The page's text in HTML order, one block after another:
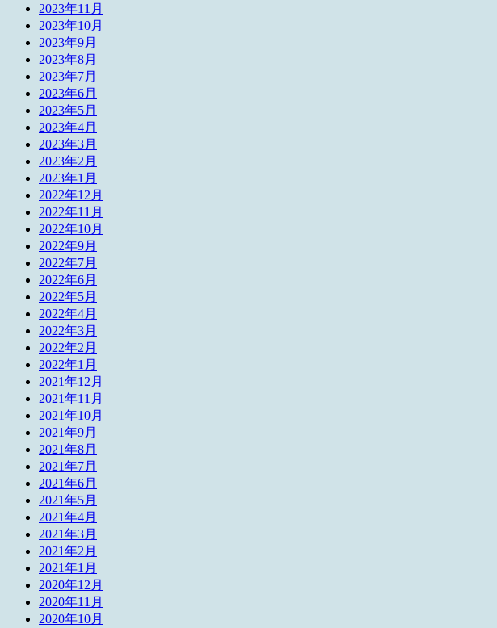
2023年11月
2023年10月
2023年9月
2023年8月
2023年7月
2023年6月
2023年5月
2023年4月
2023年3月
2023年2月
2023年1月
2022年12月
2022年11月
2022年10月
2022年9月
2022年7月
2022年6月
2022年5月
2022年4月
2022年3月
2022年2月
2022年1月
2021年12月
2021年11月
2021年10月
2021年9月
2021年8月
2021年7月
2021年6月
2021年5月
2021年4月
2021年3月
2021年2月
2021年1月
2020年12月
2020年11月
2020年10月